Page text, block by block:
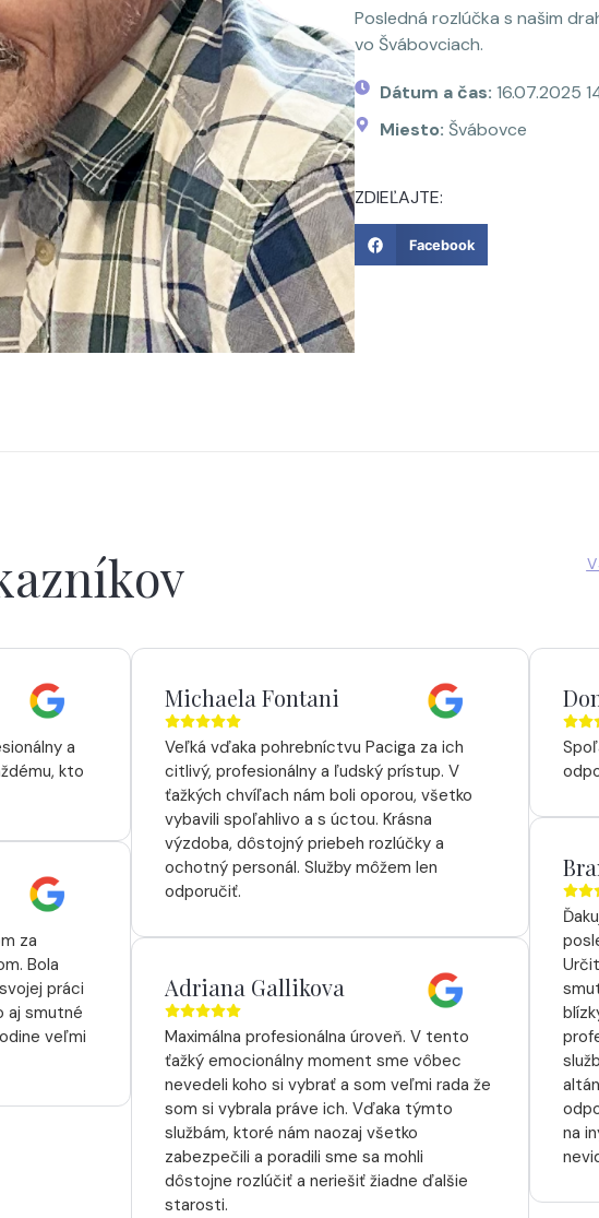
Posledná rozlúčka s našim
vo Švábovciach.
Dátum a čas: 16.07.2025
Miesto: Švábovce
ZDIEĽAJTE:
Facebook
a
kto
za
Bola
práci
aj smutné
veľmi
Michaela Fontani
Veľká vďaka pohrebníctvu Paciga za ich
citlivý, profesionálny a ľudský prístup. V
ťažkých chvíľach nám boli oporou, všetko
vybavili spoľahlivo a s úctou. Krásna
výzdoba, dôstojný priebeh rozlúčky a
ochotný personál. Služby môžem len
odporučiť.
Adriana Gallikova
Maximálna profesionálna úroveň. V tento
ťažký emocionálny moment sme vôbec
nevedeli koho si vybrať a som veľmi rada že
som si vybrala práve ich. Vďaka týmto
službám, ktoré nám naozaj všetko
zabezpečili a poradili sme sa mohli
dôstojne rozlúčiť a neriešiť žiadne ďalšie
starosti.
na